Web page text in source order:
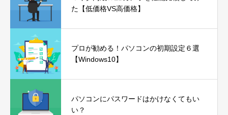
た【低価格VS高価格】
プロが勧める！パソコンの初期設定６選
【Windows10】
パソコンにパスワードはかけなくてもい
い？